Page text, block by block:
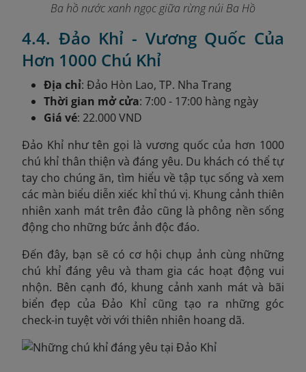
Ba hồ nước xanh ngọc giữa rừng núi Ba Hồ
4.4. Đảo Khỉ - Vương Quốc Của
Hơn 1000 Chú Khỉ
Địa chỉ: Đảo Hòn Lao, TP. Nha Trang
Thời gian mở cửa: 7:00 - 17:00 hàng ngày
Giá vé: 22.000 VND
Đảo Khỉ như tên gọi là vương quốc của hơn 1000
chú khỉ thân thiện và đáng yêu. Du khách có thể tự
tay cho chúng ăn, tìm hiểu về tập tục sống và xem
các màn biểu diễn xiếc khỉ thú vị. Khung cảnh thiên
nhiên xanh mát trên đảo cũng là phông nền sống
động cho những bức ảnh độc đáo.
Đến đây, bạn sẽ có cơ hội chụp ảnh cùng những
chú khỉ đáng yêu và tham gia các hoạt động vui
nhộn. Bên cạnh đó, khung cảnh xanh mát và bãi
biển đẹp của Đảo Khỉ cũng tạo ra những góc
check-in tuyệt vời với thiên nhiên hoang dã.